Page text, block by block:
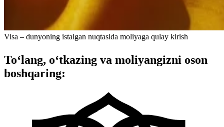
Visa – dunyoning istalgan nuqtasida moliyaga qulay kirish
To‘lang, o‘tkazing va moliyangizni oson
boshqaring: